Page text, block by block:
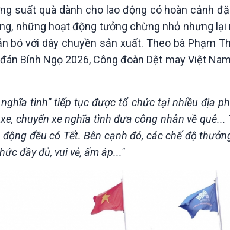
suất quà dành cho lao động có hoàn cảnh
những hoạt động tưởng chừng nhỏ nhưng lại
bó với dây chuyền sản xuất. Theo bà Phạm
Bính Ngọ 2026, Công đoàn Dệt may Việt
tình” tiếp tục được tổ chức tại nhiều địa
chuyến xe nghĩa tình đưa công nhân về quê...
đều có Tết. Bên cạnh đó, các chế độ
đầy đủ, vui vẻ, ấm áp..."